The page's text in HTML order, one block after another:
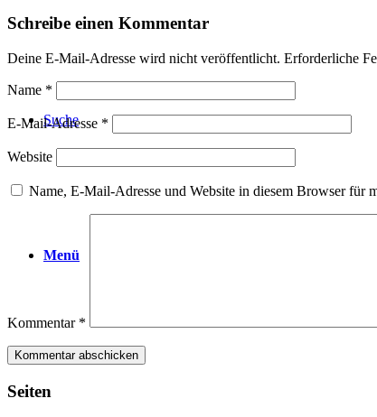
Suche
Menü
Schreibe einen Kommentar
Deine E-Mail-Adresse wird nicht veröffentlicht. Erforderliche
Name *
E-Mail-Adresse *
Website
Name, E-Mail-Adresse und Website in diesem Browser für
Kommentar *
Seiten